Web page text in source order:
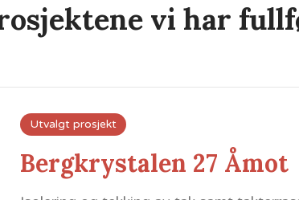
vi har
Utvalgt prosjekt
Bergkrystalen 27 Åmot